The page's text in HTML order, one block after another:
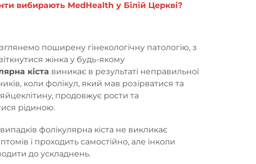
вибирають MedHealth у Білій Церкві?
поширену гінекологічну патологію, з
жінка у будь-якому
кіста виникає в результаті неправильної
коли фолікул, який мав розірватися та
продовжує рости та
рідиною.
фолікулярна кіста не викликає
і проходить самостійно, але інколи
до ускладнень.